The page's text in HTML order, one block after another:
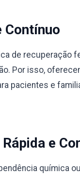
Contínuo
de recuperação
Por isso,
pacientes e
e
química